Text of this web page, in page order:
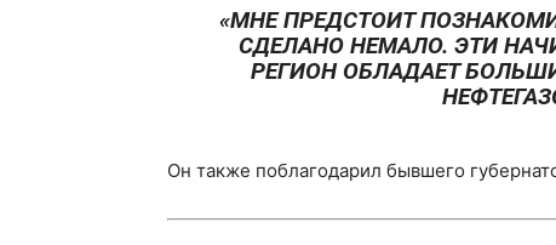
«МНЕ ПРЕДСТОИТ
СДЕЛАНО НЕМАЛО. ЭТИ
РЕГИОН ОБЛАДАЕТ
Он также поблагодарил бывшего